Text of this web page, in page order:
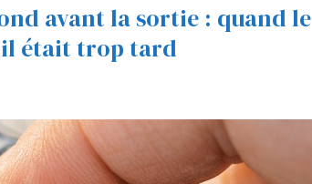
avant la sortie : quand le
il était trop tard